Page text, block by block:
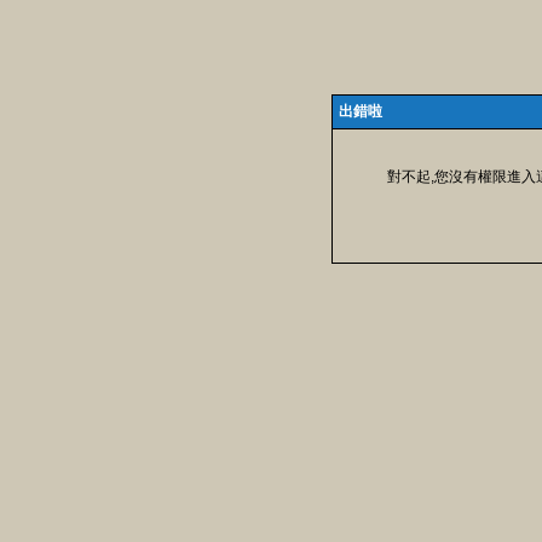
出錯啦
對不起,您沒有權限進入